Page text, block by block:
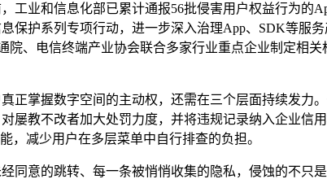
业和信息化部已累计通报56批侵害用户权益行为的
保护系列专项行动，进一步深入治理App、SDK等服
院、电信终端产业协会联合多家行业重点企业制定相
掌握数字空间的主动权，还需在三个层面持续发力
屡教不改者加大处罚力度，并将违规记录纳入企业信
，减少用户在多层菜单中自行排查的负担。
意的跳转、每一条被悄悄收集的隐私，侵蚀的不只